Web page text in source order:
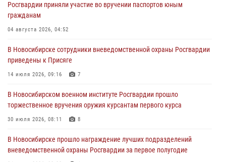
При силовой поддержке бойцов ОМОН и СОБР Росгвардии
пресечена деятельность группы лиц, причастных к мошенничеству
в сфере страхования
В Новосибирске сотрудниками вневедомственной охраны
Росгвардии задержан гражданин, находящийся в розыске
В Новосибирске военнослужащие отряда спецназа «Ермак»
Росгвардии провели занятия по беспарашютному десантированию
В Новосибирске военнослужащие Росгвардии почтили память детей
Росгвардии приняли участие во вручении паспортов юным
гражданам
04 августа 2026, 04:52
В Новосибирске сотрудники вневедомственной охраны Росгвардии
приведены к Присяге
14 июля 2026, 09:16 7
В Новосибирском военном институте Росгвардии прошло
торжественное вручения оружия курсантам первого курса
30 июля 2026, 08:11 8
В Новосибирске прошло награждение лучших подразделений
вневедомственной охраны Росгвардии за первое полугодие